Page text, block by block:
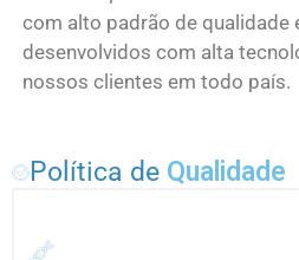
com alto padrão de qualidade
desenvolvidos com alta
nossos clientes em todo país.
Política de Qualidade